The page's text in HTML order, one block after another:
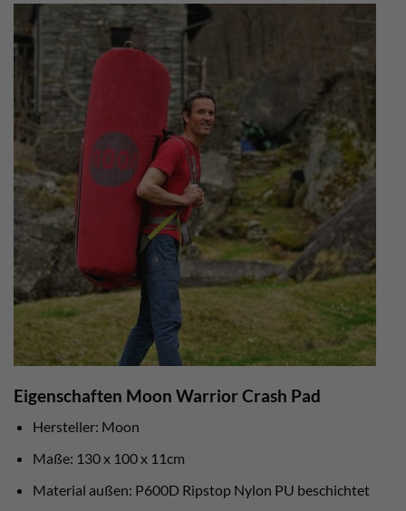
Eigenschaften Moon Warrior Crash Pad
Hersteller: Moon
Maße: 130 x 100 x 11cm
Material außen: P600D Ripstop Nylon PU beschichtet